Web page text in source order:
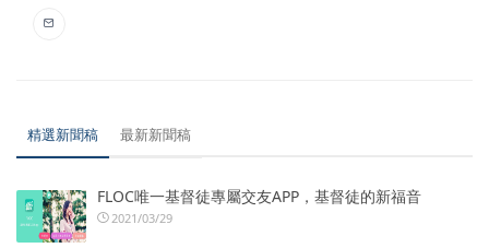
精選新聞稿 最新新聞稿
FLOC唯一基督徒專屬交友APP，基督徒的新福音
2021/03/29